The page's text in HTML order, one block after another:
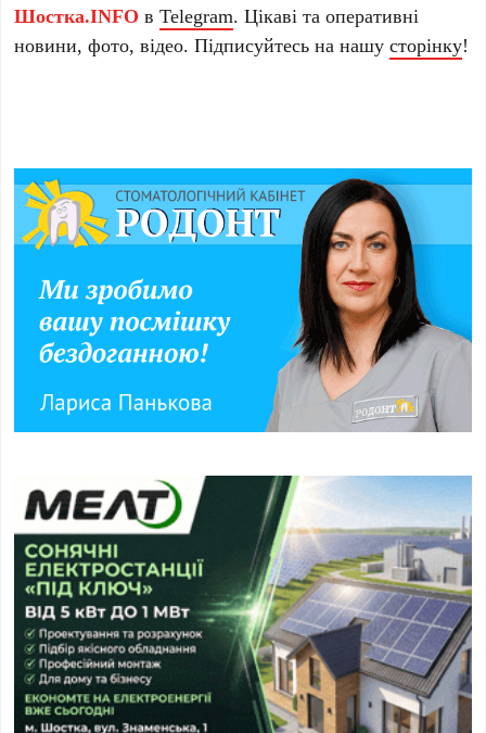
Шостка.INFO вTelegram. Цікаві та оперативні
новини, фото, відео. Підписуйтесь на нашусторінку!